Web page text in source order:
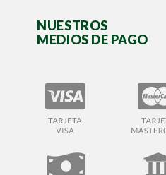
NUESTROS
MEDIOS DE PAGO